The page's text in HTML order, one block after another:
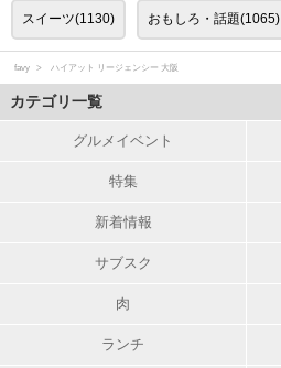
スイーツ(1130) おもしろ・話題(1065)
favy ハイアット リージェンシー 大阪
カテゴリ一覧
グルメイベント
特集
新着情報
サブスク
肉
ランチ